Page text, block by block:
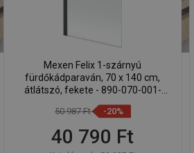
Mexen Felix 1-szárnyú
fürdőkádparaván, 70 x 140 cm,
átlátszó, fekete - 890-070-001-
70-00
50 987 Ft -20%
40 790 Ft